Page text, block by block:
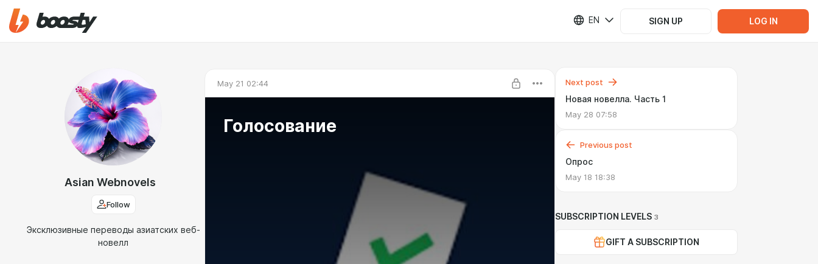
EN SIGN UP LOG IN
Asian Webnovels
Follow
Эксклюзивные переводы азиатских веб-
новелл
May 21 02:44
Голосование
Next post
Новая новелла. Часть 1
May 28 07:58
Previous post
Опрос
May 18 18:38
SUBSCRIPTION LEVELS 3
GIFT A SUBSCRIPTION